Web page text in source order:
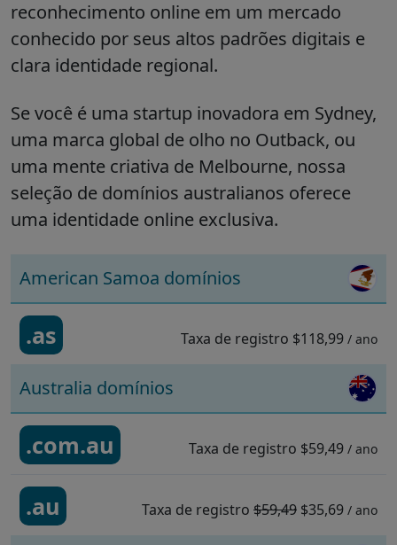
reconhecimento online em um mercado
conhecido por seus altos padrões digitais e
clara identidade regional.
Se você é uma startup inovadora em Sydney,
uma marca global de olho no Outback, ou
uma mente criativa de Melbourne, nossa
seleção de domínios australianos oferece
uma identidade online exclusiva.
American Samoa domínios
.as Taxa de registro $118,99 / ano
Australia domínios
.com.au Taxa de registro $59,49 / ano
.au Taxa de registro $59,49 $35,69 / ano